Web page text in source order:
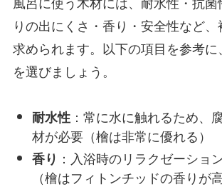
りの出にくさ・香り・安全性など
求められます。以下の項目を参考
を選びましょう。
耐水性：常に水に触れるため、
材が必要（檜は非常に優れる）
香り ：入浴時のリラクゼーショ
（檜はフィトンチッドの香りが